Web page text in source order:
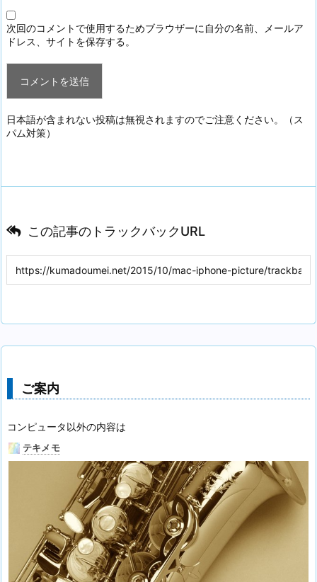
次回のコメントで使用するためブラウザーに自分の名前、メールア
ドレス、サイトを保存する。
日本語が含まれない投稿は無視されますのでご注意ください。（ス
パム対策）
この記事のトラックバックURL
ご案内
コンピュータ以外の内容は